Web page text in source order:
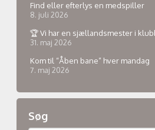
Find eller efterlys en medspiller
8. juli 2026
🏆 Vi har en sjællandsmester i
31. maj 2026
Kom til “Åben bane” hver mandag
7. maj 2026
Søg